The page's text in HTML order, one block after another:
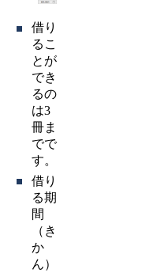
借り
るこ
とが
でき
るの
は3
冊ま
でで
す。
借り
る期
間
（き
か
ん）